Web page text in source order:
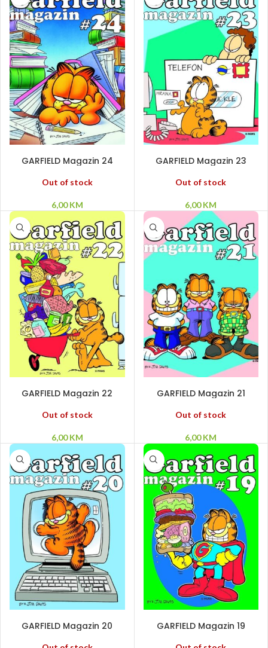
GARFIELD Magazin 24
Out of stock
6,00KM
GARFIELD Magazin 23
Out of stock
6,00KM
GARFIELD Magazin 22
Out of stock
6,00KM
GARFIELD Magazin 21
Out of stock
6,00KM
GARFIELD Magazin 20 GARFIELD Magazin 19